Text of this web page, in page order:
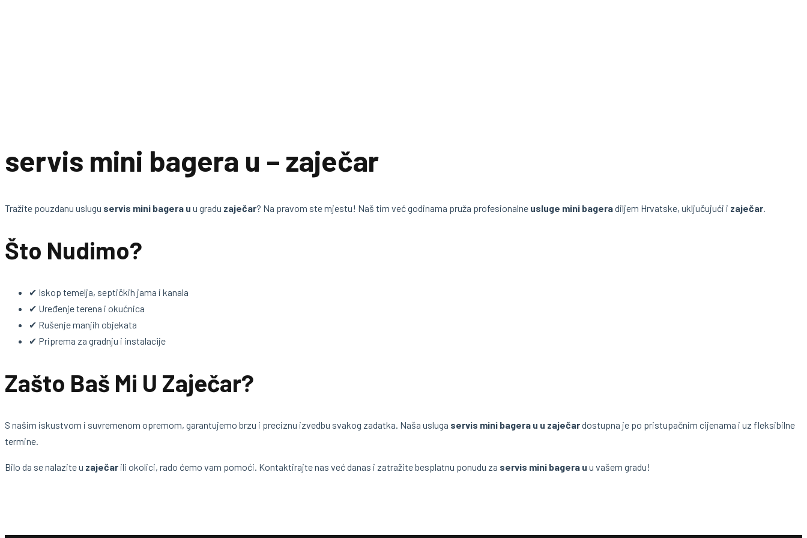
servis mini bagera u – zaječar
Tražite pouzdanu uslugu servis mini bagera u u gradu zaječar? Na pravom ste mjestu! Naš tim već godinama pruža profesionalne usluge mini bageradiljem Hrvatske, uključujući i zaječar
Što Nudimo?
✔ Iskop temelja, septičkih jama i kanala
✔ Uređenje terena i okućnica
✔ Rušenje manjih objekata
✔ Priprema za gradnju i instalacije
Zašto Baš Mi U Zaječar?
S našim iskustvom i suvremenom opremom, garantujemo brzu i preciznu izvedbu svakog zadatka. Naša usluga servis mini bagera u u zaječardostupna je po pristupačnim cijenama i uz fleksibilne
termine.
Bilo da se nalazite u zaječar ili okolici, rado ćemo vam pomoći. Kontaktirajte nas već danas i zatražite besplatnu ponudu za servis mini bagera u u vašem gradu!